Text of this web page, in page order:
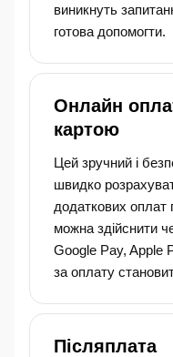
виникнуть
готова допомогти.
Онлайн
картою
Цей зручний і
швидко
додаткових оплат
можна здійснити
Google Pay, Apple
за оплату
Післяплата